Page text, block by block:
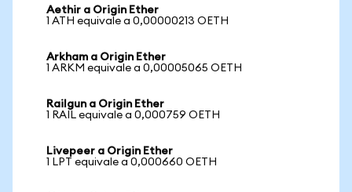
Aethir a Origin Ether
1 ATH equivale a 0,00000213 OETH
Arkham a Origin Ether
1 ARKM equivale a 0,00005065 OETH
Railgun a Origin Ether
1 RAIL equivale a 0,000759 OETH
Livepeer a Origin Ether
1 LPT equivale a 0,000660 OETH